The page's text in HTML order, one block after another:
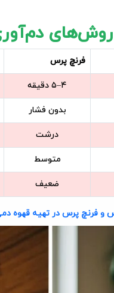
روش‌های
فرنچ پرس
۴–۵ دقیقه
بدون فشار
درشت
متوسط
ضعیف
و فرنچ پرس در تهیه قهوه